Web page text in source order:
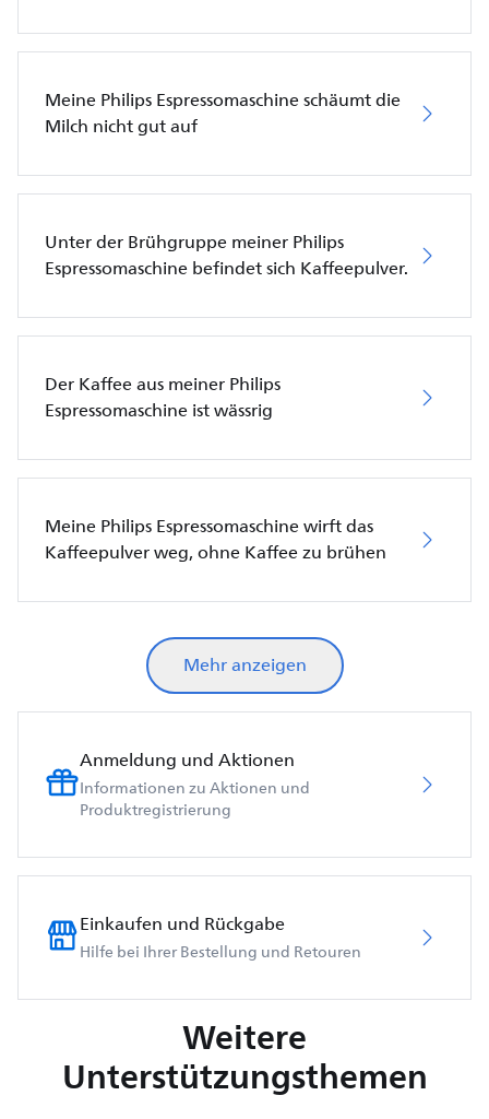
Meine Philips Espressomaschine schäumt die
Milch nicht gut auf
Unter der Brühgruppe meiner Philips
Espressomaschine befindet sich Kaffeepulver.
Der Kaffee aus meiner Philips
Espressomaschine ist wässrig
Meine Philips Espressomaschine wirft das
Kaffeepulver weg, ohne Kaffee zu brühen
Mehr anzeigen
Anmeldung und Aktionen
Informationen zu Aktionen und
Produktregistrierung
Einkaufen und Rückgabe
Hilfe bei Ihrer Bestellung und Retouren
Weitere
Unterstützungsthemen